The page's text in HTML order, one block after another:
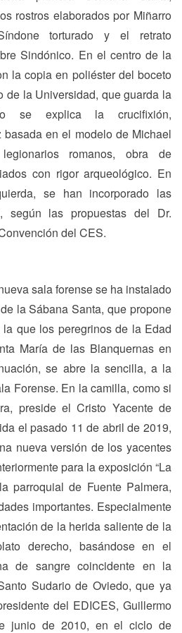
rostros elaborados por Miñarro
torturado y el retrato
Sindónico. En el centro de la
la copia en poliéster del boceto
de la Universidad, que guarda la
se explica la crucifixión,
basada en el modelo de Michael
romanos, obra de
con rigor arqueológico. En
se han incorporado las
según las propuestas del Dr.
del CES.
sala forense se ha instalado
la Sábana Santa, que propone
que los peregrinos de la Edad
María de las Blanquernas en
se abre la sencilla, a la
Forense. En la camilla, como si
preside el Cristo Yacente de
el pasado 11 de abril de 2019,
nueva versión de los yacentes
para la exposición “La
parroquial de Fuente Palmera,
importantes. Especialmente
de la herida saliente de la
derecho, basándose en el
de sangre coincidente en la
Sudario de Oviedo, que ya
del EDICES, Guillermo
junio de 2010, en el ciclo de